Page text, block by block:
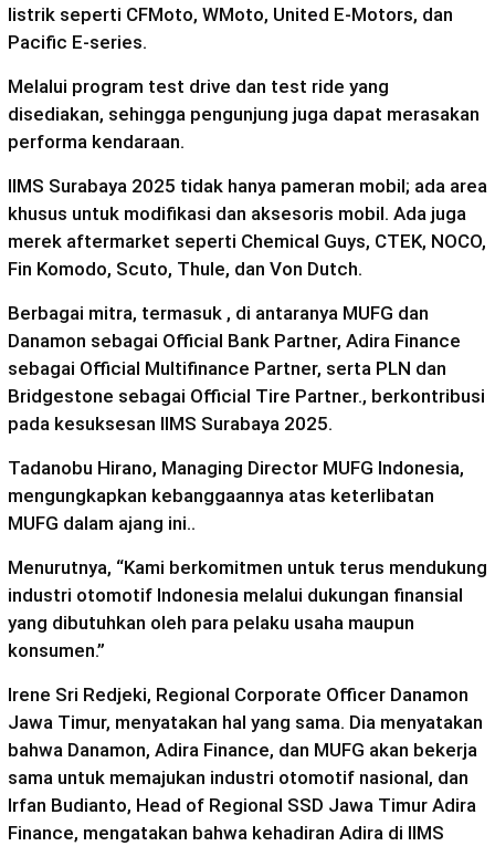
listrik seperti CFMoto, WMoto, United E-Motors, dan
Pacific E-series.
Melalui program test drive dan test ride yang
disediakan, sehingga pengunjung juga dapat merasakan
performa kendaraan.
IIMS Surabaya 2025 tidak hanya pameran mobil; ada area
khusus untuk modifikasi dan aksesoris mobil. Ada juga
merek aftermarket seperti Chemical Guys, CTEK, NOCO,
Fin Komodo, Scuto, Thule, dan Von Dutch.
Berbagai mitra, termasuk , di antaranya MUFG dan
Danamon sebagai Official Bank Partner, Adira Finance
sebagai Official Multifinance Partner, serta PLN dan
Bridgestone sebagai Official Tire Partner., berkontribusi
pada kesuksesan IIMS Surabaya 2025.
Tadanobu Hirano, Managing Director MUFG Indonesia,
mengungkapkan kebanggaannya atas keterlibatan
MUFG dalam ajang ini..
Menurutnya, “Kami berkomitmen untuk terus mendukung
industri otomotif Indonesia melalui dukungan finansial
yang dibutuhkan oleh para pelaku usaha maupun
konsumen.”
Irene Sri Redjeki, Regional Corporate Officer Danamon
Jawa Timur, menyatakan hal yang sama. Dia menyatakan
bahwa Danamon, Adira Finance, dan MUFG akan bekerja
sama untuk memajukan industri otomotif nasional, dan
Irfan Budianto, Head of Regional SSD Jawa Timur Adira
Finance, mengatakan bahwa kehadiran Adira di IIMS